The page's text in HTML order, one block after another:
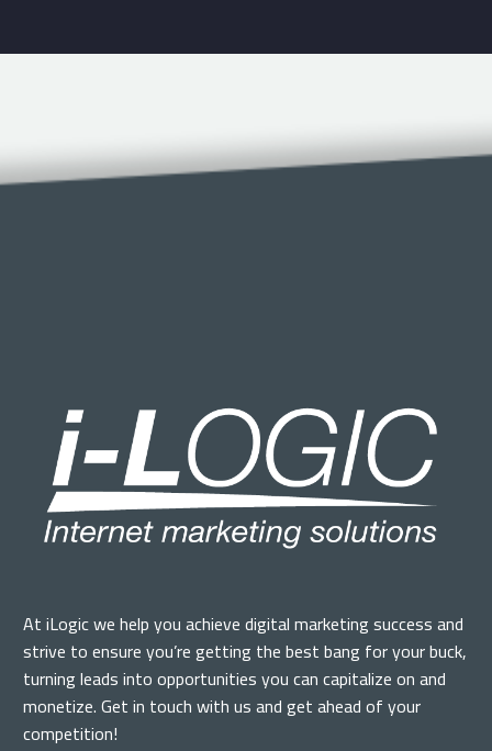
At iLogic we help you achieve digital marketing success and
strive to ensure you’re getting the best bang for your buck,
turning leads into opportunities you can capitalize on and
monetize. Get in touch with us and get ahead of your
competition!